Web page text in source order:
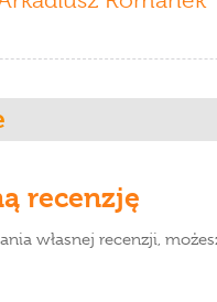
recenzję
własnej recenzji,